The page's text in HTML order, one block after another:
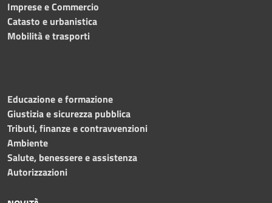
Imprese e Commercio
Catasto e urbanistica
Mobilità e trasporti
Educazione e formazione
Giustizia e sicurezza pubblica
Tributi, finanze e contravvenzioni
Ambiente
Salute, benessere e assistenza
Autorizzazioni